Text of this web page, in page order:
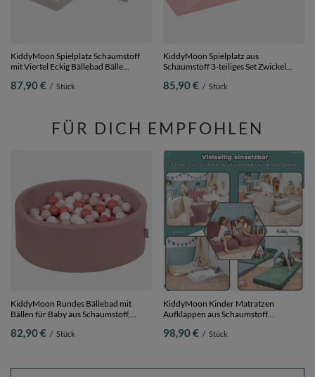
KiddyMoon Spielplatz Schaumstoff
mit Viertel Eckig Bällebad Bälle
hellgrau:perle/grau/transparent/puderrosa,
87,90 € / Stück
KiddyMoon Spielplatz aus
Schaumstoff 3-teiliges Set Zwickel
85,90 € / Stück
FÜR DICH EMPFOHLEN
KiddyMoon Rundes Bällebad mit
Bällen für Baby aus Schaumstoff,
90 x 30 cm 300 Bälle
82,90 € / Stück
KiddyMoon Kinder Matratzen
Aufklappen aus Schaumstoff
Kinderzimmer Faltmatratze, grün,
98,90 € / Stück